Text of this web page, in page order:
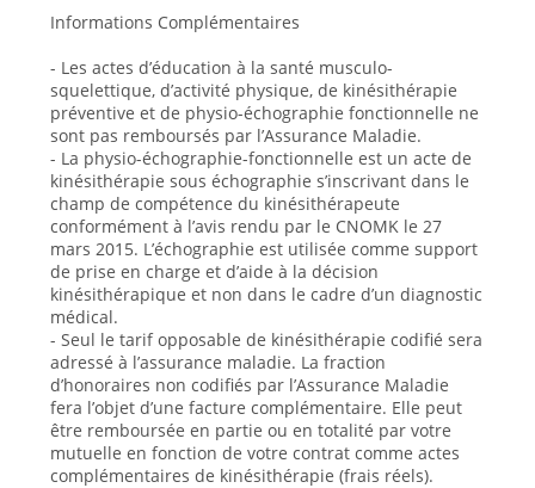
Informations Complémentaires
- Les actes d’éducation à la santé musculo-
squelettique, d’activité physique, de kinésithérapie
préventive et de physio-échographie fonctionnelle ne
sont pas remboursés par l’Assurance Maladie.
- La physio-échographie-fonctionnelle est un acte de
kinésithérapie sous échographie s’inscrivant dans le
champ de compétence du kinésithérapeute
conformément à l’avis rendu par le CNOMK le 27
mars 2015. L’échographie est utilisée comme support
de prise en charge et d’aide à la décision
kinésithérapique et non dans le cadre d’un diagnostic
médical.
- Seul le tarif opposable de kinésithérapie codifié sera
adressé à l’assurance maladie. La fraction
d’honoraires non codifiés par l’Assurance Maladie
fera l’objet d’une facture complémentaire. Elle peut
être remboursée en partie ou en totalité par votre
mutuelle en fonction de votre contrat comme actes
complémentaires de kinésithérapie (frais réels).